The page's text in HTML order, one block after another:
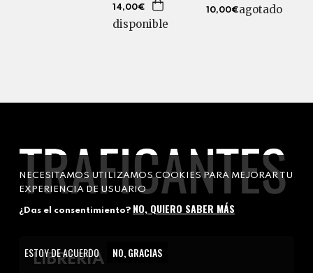
14,00€
disponible
10,00€agotado
LIBRERÍA
NECESITAMOS UTILIZAMOS COOKIES PARA MEJORAR TU
EXPERIENCIA DE USUARIO
¿Das el consentimiento? NO, QUIERO SABER MÁS
ESTOY DE ACUERDO NO, GRACIAS